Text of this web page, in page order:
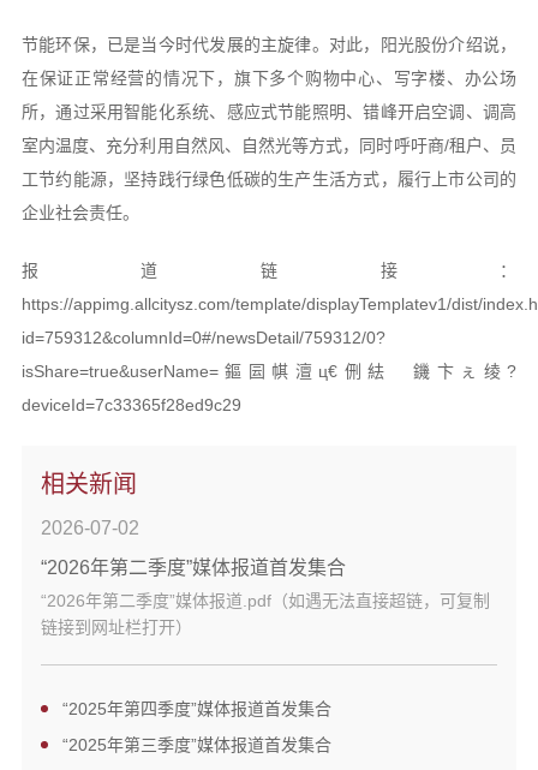
节能环保，已是当今时代发展的主旋律。对此，阳光股份介绍说，
在保证正常经营的情况下，旗下多个购物中心、写字楼、办公场
所，通过采用智能化系统、感应式节能照明、错峰开启空调、调高
室内温度、充分利用自然风、自然光等方式，同时呼吁商/租户、员
工节约能源，坚持践行绿色低碳的生产生活方式，履行上市公司的
企业社会责任。
报道链接：
https://appimg.allcitysz.com/template/displayTemplatev1/dist/
id=759312&columnId=0#/newsDetail/759312/0?
isShare=true&userName=鏂囩帺澶ц€侀紶 鐖卞ぇ绫?
deviceId=7c33365f28ed9c29
相关新闻
2026-07-02
“2026年第二季度”媒体报道首发集合
“2026年第二季度”媒体报道.pdf（如遇无法直接超链，可复制
链接到网址栏打开）
“2025年第四季度”媒体报道首发集合
“2025年第三季度”媒体报道首发集合